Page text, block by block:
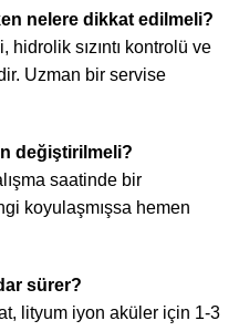
nelere dikkat edilmeli?
hidrolik sızıntı kontrolü ve
Uzman bir servise
değiştirilmeli?
saatinde bir
koyulaşmışsa hemen
sürer?
lityum iyon aküler için 1-3